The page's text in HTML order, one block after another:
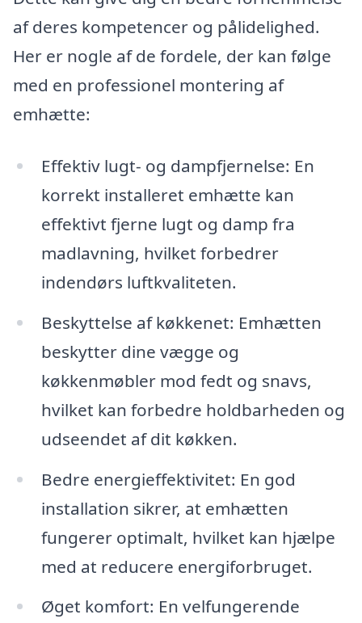
af deres kompetencer og pålidelighed.
Her er nogle af de fordele, der kan følge
med en professionel montering af
emhætte:
Effektiv lugt- og dampfjernelse: En
korrekt installeret emhætte kan
effektivt fjerne lugt og damp fra
madlavning, hvilket forbedrer
indendørs luftkvaliteten.
Beskyttelse af køkkenet: Emhætten
beskytter dine vægge og
køkkenmøbler mod fedt og snavs,
hvilket kan forbedre holdbarheden og
udseendet af dit køkken.
Bedre energieffektivitet: En god
installation sikrer, at emhætten
fungerer optimalt, hvilket kan hjælpe
med at reducere energiforbruget.
Øget komfort: En velfungerende